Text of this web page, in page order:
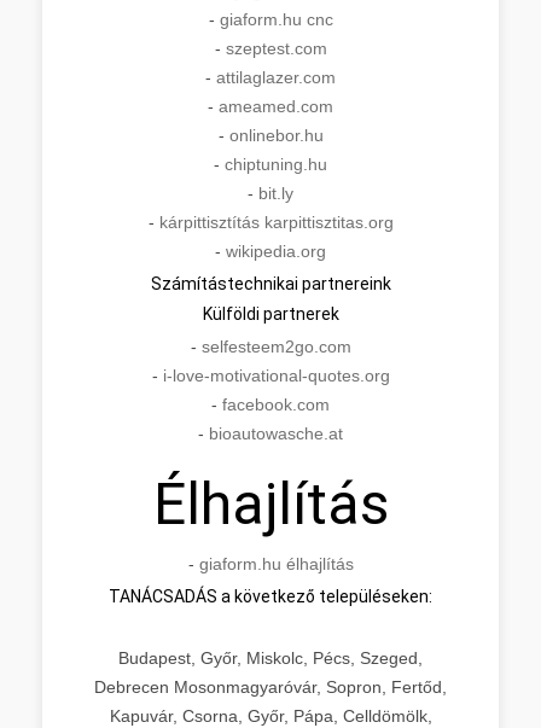
- giaform.hu cnc
- szeptest.com
- attilaglazer.com
- ameamed.com
- onlinebor.hu
- chiptuning.hu
- bit.ly
- kárpittisztítás karpittisztitas.org
- wikipedia.org
Számítástechnikai partnereink
Külföldi partnerek
- selfesteem2go.com
- i-love-motivational-quotes.org
- facebook.com
- bioautowasche.at
Élhajlítás
- giaform.hu élhajlítás
TANÁCSADÁS a következő településeken:
Budapest, Győr, Miskolc, Pécs, Szeged,
Debrecen Mosonmagyaróvár, Sopron, Fertőd,
Kapuvár, Csorna, Győr, Pápa, Celldömölk,